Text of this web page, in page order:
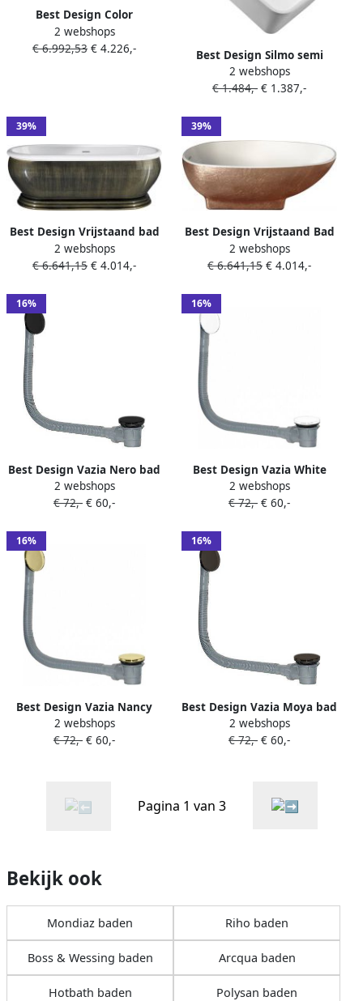
Best Design Color
Goldfeeling vrijstaand bad
172x75x60cm Goud 4005040
2 webshops
€ 6.992,53 € 4.226,-
Best Design Silmo semi
vrijstaand wandmodel bad
180x80x60cm Glans Wit
2 webshops
€ 1.484,- € 1.387,-
39%
Best Design Vrijstaand bad
Color Greenline Acryl
170x76x70 cm Groen
2 webshops
€ 6.641,15 € 4.014,-
39%
Best Design Vrijstaand Bad
Color Bronze Acryl
168x78x60 cm Brons
2 webshops
€ 6.641,15 € 4.014,-
16%
Best Design Vazia Nero bad
clic waste
overloopcombinatie zwart
2 webshops
€ 72,- € 60,-
16%
Best Design Vazia White
bad clic waste
overloopcombinatie wit mat
2 webshops
€ 72,- € 60,-
16%
Best Design Vazia Nancy
bad clic waste
overloopcombinatie goud
2 webshops
€ 72,- € 60,-
16%
Best Design Vazia Moya bad
clic waste
overloopcombinatie
2 webshops
€ 72,- € 60,-
Pagina 1 van 3
Bekijk ook
Mondiaz baden Riho baden
Boss & Wessing baden Arcqua baden
Hotbath baden Polysan baden